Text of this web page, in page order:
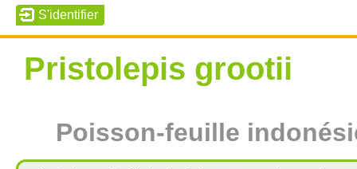
Pristolepis grootii
Poisson-feuille